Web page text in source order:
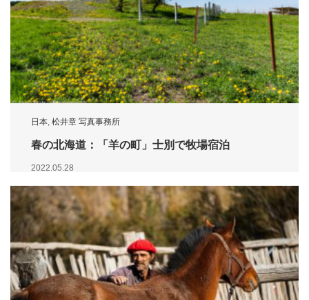
日本, 松井章 写真事務所
春の北海道：「羊の町」士別で牧場宿泊
2022.05.28